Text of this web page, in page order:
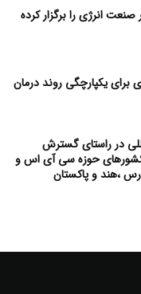
انرژی را برگزار کرده
برای یکپارچگی روند درمان
در راستای گسترش
حوزه سی آی اس و
،هند و پاکستان